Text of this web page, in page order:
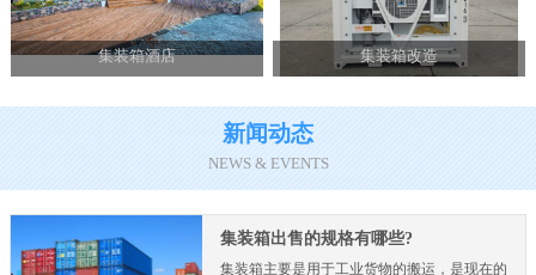
集装箱酒店 集装箱改造
新闻动态
NEWS & EVENTS
集装箱出售的规格有哪些?
集装箱主要是用于工业货物的搬运，是现在的